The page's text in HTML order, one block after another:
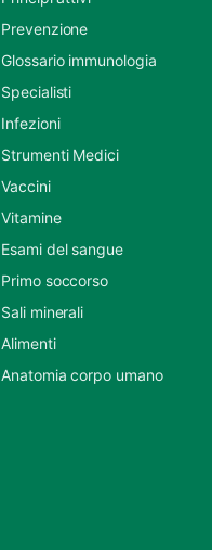
Prevenzione
Glossario immunologia
Specialisti
Infezioni
Strumenti Medici
Vaccini
Vitamine
Esami del sangue
Primo soccorso
Sali minerali
Alimenti
Anatomia corpo umano